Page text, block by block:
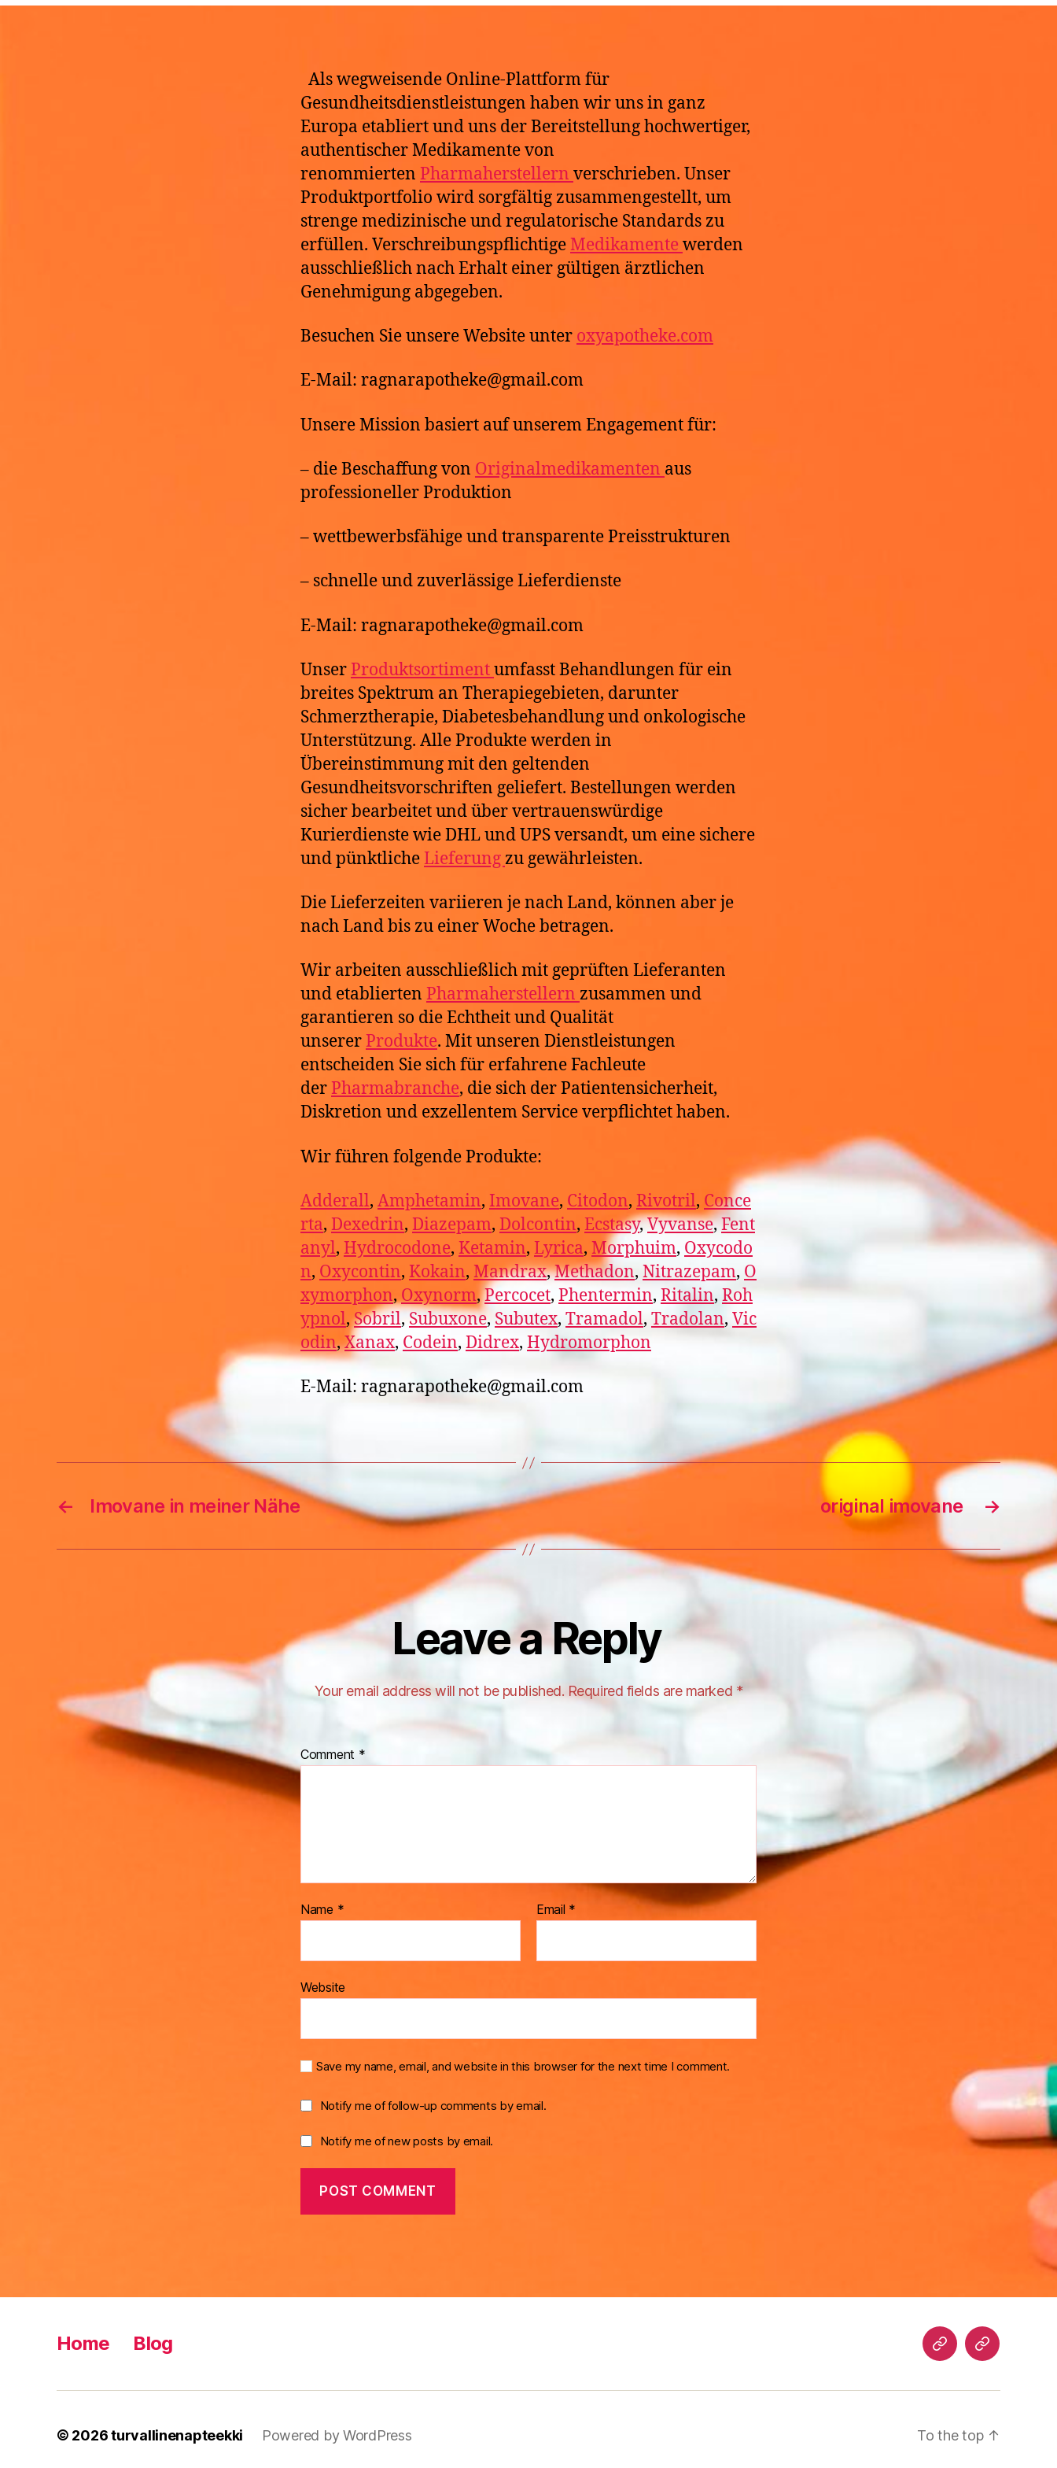
e
6
Als wegweisende Online-Plattform für
Gesundheitsdienstleistungen haben wir uns in ganz
Europa etabliert und uns der Bereitstellung hochwertiger,
authentischer Medikamente von
renommierten Pharmaherstellern verschrieben. Unser
Produktportfolio wird sorgfältig zusammengestellt, um
strenge medizinische und regulatorische Standards zu
erfüllen. Verschreibungspflichtige Medikamente werden
ausschließlich nach Erhalt einer gültigen ärztlichen
Genehmigung abgegeben.
Besuchen Sie unsere Website unter oxyapotheke.com
E-Mail: ragnarapotheke@gmail.com
Unsere Mission basiert auf unserem Engagement für:
– die Beschaffung von Originalmedikamenten aus
professioneller Produktion
– wettbewerbsfähige und transparente Preisstrukturen
– schnelle und zuverlässige Lieferdienste
E-Mail: ragnarapotheke@gmail.com
Unser Produktsortimentumfasst Behandlungen für ein
breites Spektrum an Therapiegebieten, darunter
Schmerztherapie, Diabetesbehandlung und onkologische
Unterstützung. Alle Produkte werden in
Übereinstimmung mit den geltenden
Gesundheitsvorschriften geliefert. Bestellungen werden
sicher bearbeitet und über vertrauenswürdige
Kurierdienste wie DHL und UPS versandt, um eine sichere
und pünktliche Lieferungzu gewährleisten.
Die Lieferzeiten variieren je nach Land, können aber je
nach Land bis zu einer Woche betragen.
Wir arbeiten ausschließlich mit geprüften Lieferanten
und etablierten Pharmaherstellern zusammen und
garantieren so die Echtheit und Qualität
unserer Produkte. Mit unseren Dienstleistungen
entscheiden Sie sich für erfahrene Fachleute
der Pharmabranche, die sich der Patientensicherheit,
Diskretion und exzellentem Service verpflichtet haben.
Wir führen folgende Produkte:
Adderall, Amphetamin, Imovane, Citodon, Rivotril, Conce
rta, Dexedrin, Diazepam, Dolcontin, Ecstasy,Vyvanse,Fent
anyl, Hydrocodone, Ketamin, Lyrica, Morphuim, Oxycodo
n, Oxycontin, Kokain, Mandrax,Methadon, Nitrazepam, O
xymorphon,Oxynorm,Percocet, Phentermin, Ritalin, Roh
ypnol,Sobril, Subuxone, Subutex, Tramadol, Tradolan, Vic
odin,Xanax, Codein, Didrex, Hydromorphon
E-Mail: ragnarapotheke@gmail.com
← Imovane in meiner Nähe →
original imovane
Leave a Reply
Your email address will not be published. Required fields are marked *
Comment *
Name * Email *
Website
Save my name, email, and website in this browser for the next time I comment.
Notify me of follow-up comments by email.
Notify me of new posts by email.
Home Blog Home Blog
© 2026turvallinenapteekki Powered by WordPress To the top ↑